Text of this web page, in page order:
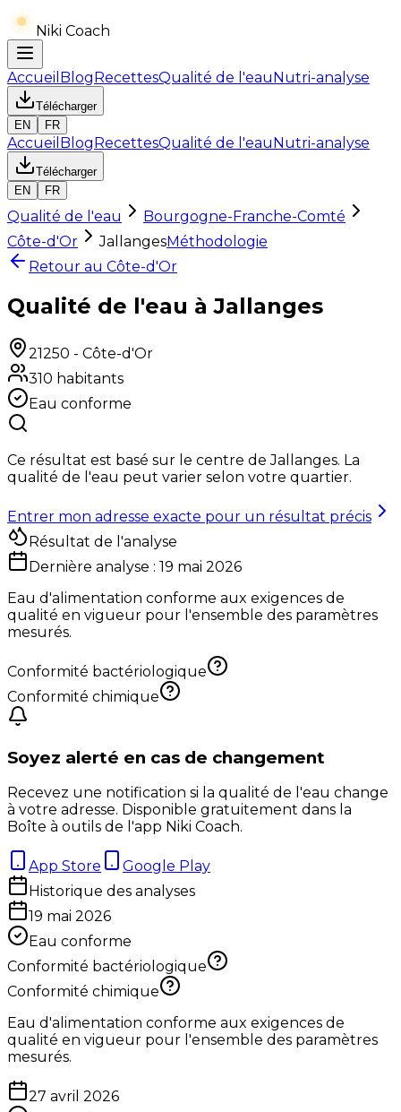
Niki Coach
Accueil BlogRecettesQualité de l'eauNutri-analyse
Télécharger
EN
FR
Accueil BlogRecettesQualité de l'eauNutri-analyse
Télécharger
EN
FR
Qualité de l'eau
Bourgogne-Franche-Comté
Côte-d'Or
JallangesMéthodologie
Retour au Côte-d'Or
Qualité de l'eau à Jallanges
21250 - Côte-d'Or
310 habitants
Eau conforme
Ce résultat est basé sur le centre deJallanges. La
qualité de l'eau peut varier selon votre quartier.
Entrer mon adresse exacte pour un résultat précis
Résultat de l'analyse
Dernière analyse : 19 mai 2026
Eau d'alimentation conforme aux exigences de
qualité en vigueur pour l'ensemble des paramètres
mesurés.
Conformité bactériologique
Conformité chimique
Soyez alerté en cas de changement
Recevez une notification si la qualité de l'eau change
à votre adresse. Disponible gratuitement dans la
Boîte à outils de l'app Niki Coach.
App Store
Google Play
Historique des analyses
19 mai 2026
Eau conforme
Conformité bactériologique
Conformité chimique
Eau d'alimentation conforme aux exigences de
qualité en vigueur pour l'ensemble des paramètres
mesurés.
27 avril 2026